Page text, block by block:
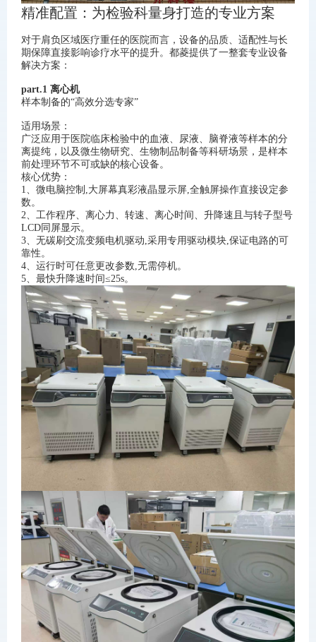
精准配置：为检验科量身打造的专业方案
对于肩负区域医疗重任的医院而言，设备的品质、适配性与长
期保障直接影响诊疗水平的提升。都菱提供了一整套专业设备
解决方案：
part.1 离心机
样本制备的“高效分选专家”
适用场景：
广泛应用于医院临床检验中的血液、尿液、脑脊液等样本的分
离提纯，以及微生物研究、生物制品制备等科研场景，是样本
前处理环节不可或缺的核心设备。
核心优势：
1、微电脑控制,大屏幕真彩液晶显示屏,全触屏操作直接设定参
数。
2、工作程序、离心力、转速、离心时间、升降速且与转子型号
LCD同屏显示。
3、无碳刷交流变频电机驱动,采用专用驱动模块,保证电路的可
靠性。
4、运行时可任意更改参数,无需停机。
5、最快升降速时间≤25s。